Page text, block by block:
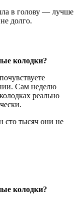
в голову — лучше
долго.
колодки?
Сам неделю
реально
сто тысяч они не
колодки?